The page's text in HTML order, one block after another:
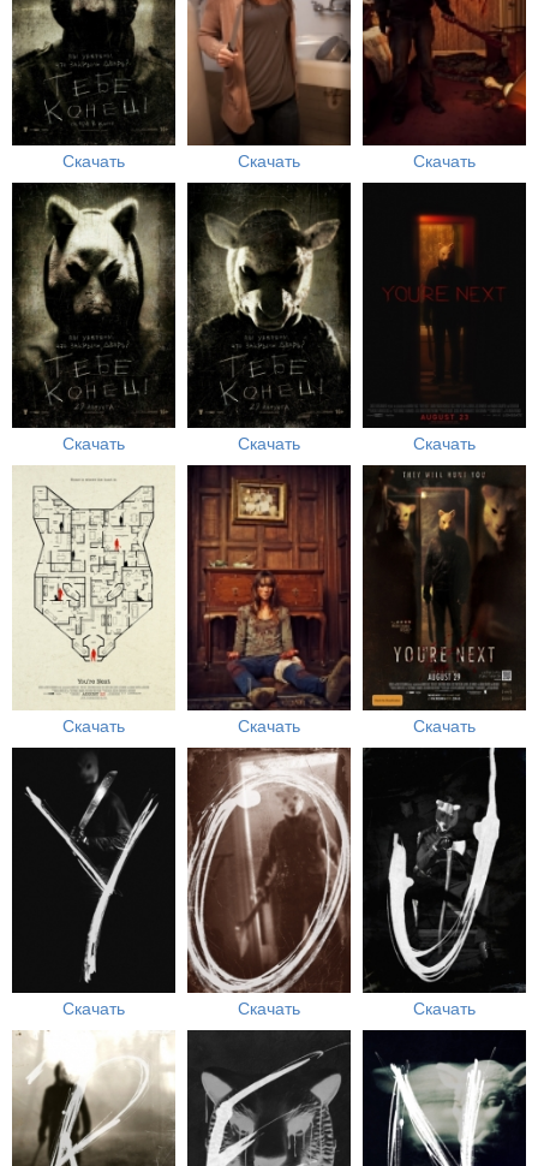
Скачать Скачать Скачать
Скачать Скачать Скачать
Скачать Скачать Скачать
Скачать Скачать Скачать